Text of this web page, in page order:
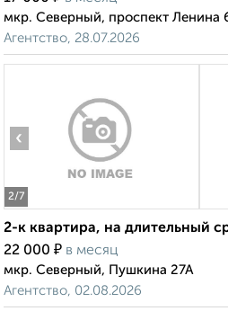
мкр. Северный, проспект Ленина
Агентство, 28.07.2026
2/7
‹
2-к квартира, на длительный
22 000 ₽ в месяц
мкр. Северный, Пушкина 27А
Агентство, 02.08.2026